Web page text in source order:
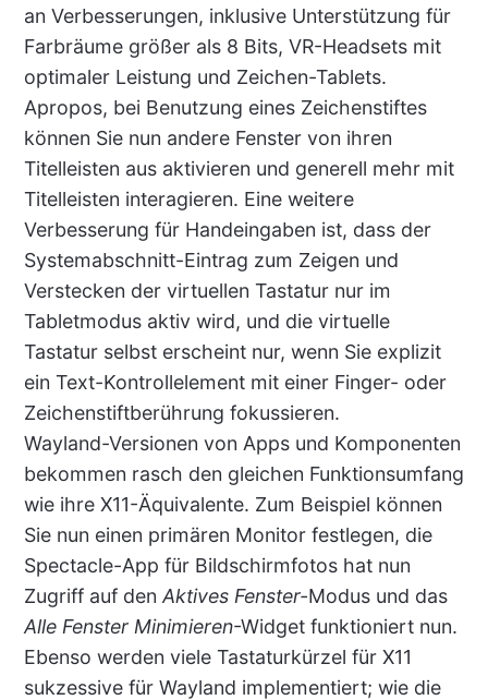
an Verbesserungen, inklusive Unterstützung für
Farbräume größer als 8 Bits, VR-Headsets mit
optimaler Leistung und Zeichen-Tablets.
Apropos, bei Benutzung eines Zeichenstiftes
können Sie nun andere Fenster von ihren
Titelleisten aus aktivieren und generell mehr mit
Titelleisten interagieren. Eine weitere
Verbesserung für Handeingaben ist, dass der
Systemabschnitt-Eintrag zum Zeigen und
Verstecken der virtuellen Tastatur nur im
Tabletmodus aktiv wird, und die virtuelle
Tastatur selbst erscheint nur, wenn Sie explizit
ein Text-Kontrollelement mit einer Finger- oder
Zeichenstiftberührung fokussieren.
Wayland-Versionen von Apps und Komponenten
bekommen rasch den gleichen Funktionsumfang
wie ihre X11-Äquivalente. Zum Beispiel können
Sie nun einen primären Monitor festlegen, die
Spectacle-App für Bildschirmfotos hat nun
Zugriff auf den Aktives Fenster-Modus und das
Alle Fenster Minimieren-Widget funktioniert nun.
Ebenso werden viele Tastaturkürzel für X11
sukzessive für Wayland implementiert; wie die